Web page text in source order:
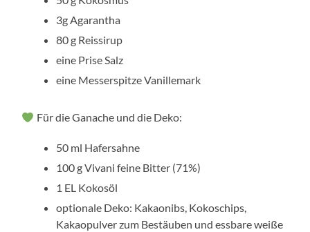
3g Agarantha
80 g Reissirup
eine Prise Salz
eine Messerspitze Vanillemark
Für die Ganache und die Deko:
50 ml Hafersahne
100 g Vivani feine Bitter (71%)
1 EL Kokosöl
optionale Deko: Kakaonibs, Kokoschips,
Kakaopulver zum Bestäuben und essbare weiße